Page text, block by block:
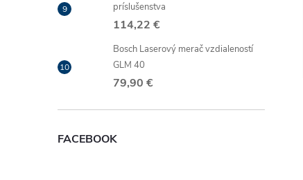
príslušenstva
114,22 €
Bosch Laserový merač vzdialeností
GLM 40
79,90 €
FACEBOOK